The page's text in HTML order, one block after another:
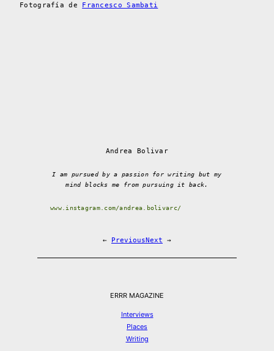
Fotografía de Francesco Sambati
Andrea Bolivar
I am pursued by a passion for writing but my
mind blocks me from pursuing it back.
www.instagram.com/andrea.bolivarc/
← PreviousNext →
ERRR MAGAZINE
Interviews
Places
Writing